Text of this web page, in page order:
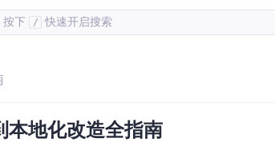
按下 / 快速开启搜索
本地化改造全指南